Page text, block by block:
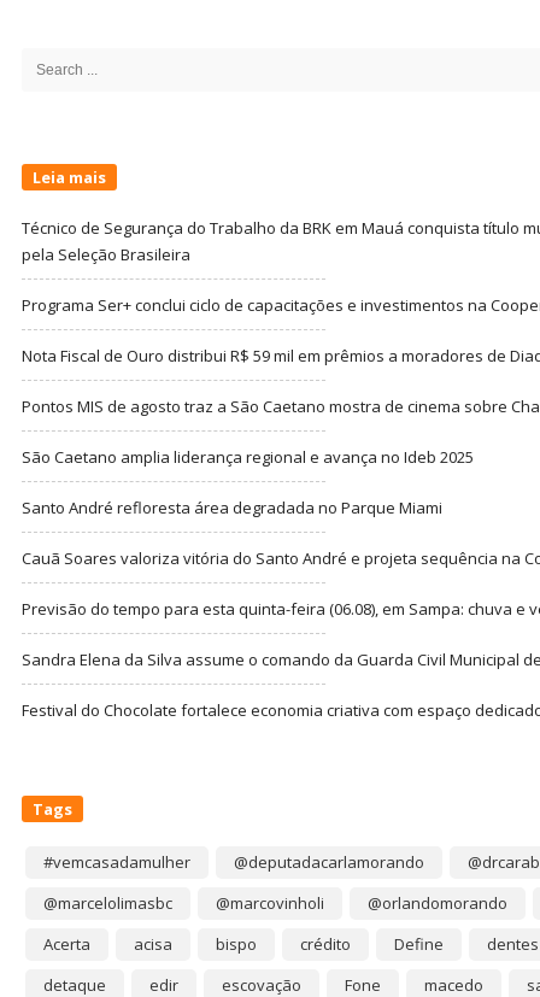
Search
Leia mais
Técnico de Segurança do Trabalho da BRK em Mauá conquista título
pela Seleção Brasileira
Programa Ser+ conclui ciclo de capacitações e investimentos na
Nota Fiscal de Ouro distribui R$ 59 mil em prêmios a moradores de
Pontos MIS de agosto traz a São Caetano mostra de cinema sobre
São Caetano amplia liderança regional e avança no Ideb 2025
Santo André refloresta área degradada no Parque Miami
Cauã Soares valoriza vitória do Santo André e projeta sequência na
Previsão do tempo para esta quinta-feira (06.08), em Sampa: chuva e
Sandra Elena da Silva assume o comando da Guarda Civil Municipal
Festival do Chocolate fortalece economia criativa com espaço
Tags
#vemcasadamulher @deputadacarlamorando
@marcelolimasbc
@marcovinholi
@orlandomorando
Acerta
acisa bispo crédito Define
dentes
detaque
edir escovação Fone macedo